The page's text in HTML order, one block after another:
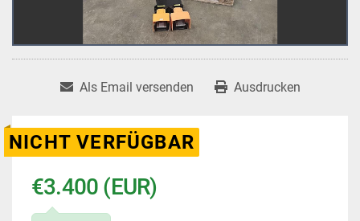
Als Email versenden Ausdrucken
NICHT VERFÜGBAR
€3.400 (EUR)